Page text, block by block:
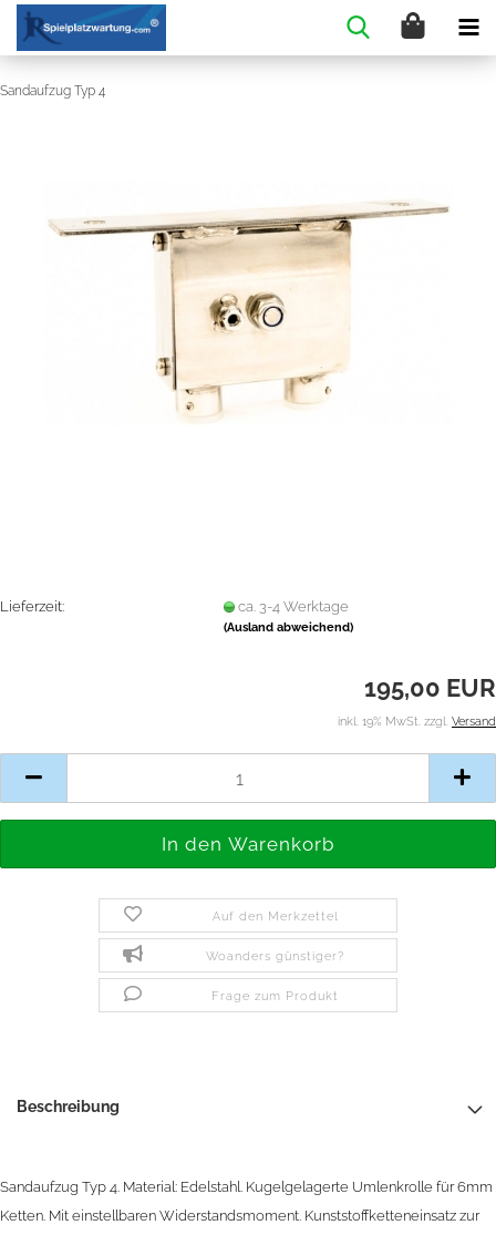
Sandaufzug Typ 4
Lieferzeit: ca. 3-4 Werktage
(Ausland abweichend)
195,00 EUR
inkl. 19% MwSt. zzgl. Versand
Auf den Merkzettel
Woanders günstiger?
Frage zum Produkt
Beschreibung
Sandaufzug Typ 4. Material: Edelstahl. Kugelgelagerte Umlenkrolle für 6mm
Ketten. Mit einstellbaren Widerstandsmoment. Kunststoffketteneinsatz zur